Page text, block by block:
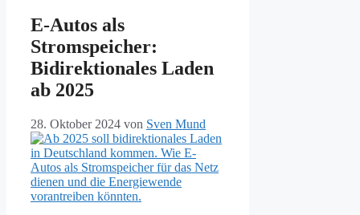
E-Autos als
Stromspeicher:
Bidirektionales Laden
ab 2025
28. Oktober 2024 von Sven Mund